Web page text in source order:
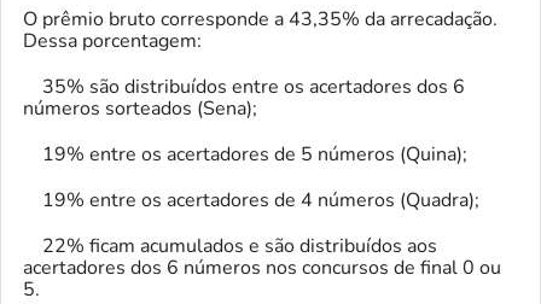
O prêmio bruto corresponde a 43,35% da arrecadação.
Dessa porcentagem:
35% são distribuídos entre os acertadores dos 6
números sorteados (Sena);
19% entre os acertadores de 5 números (Quina);
19% entre os acertadores de 4 números (Quadra);
22% ficam acumulados e são distribuídos aos
acertadores dos 6 números nos concursos de final 0 ou
5.